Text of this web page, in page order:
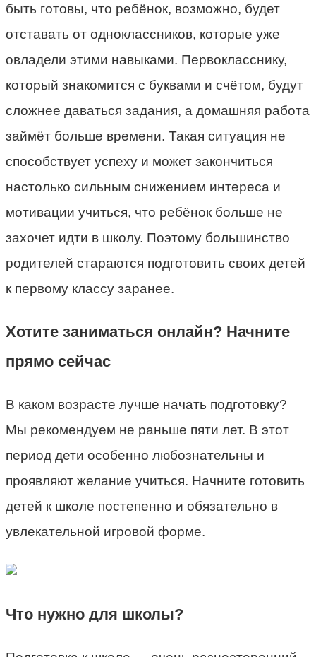
быть готовы, что ребёнок, возможно, будет
отставать от одноклассников, которые уже
овладели этими навыками. Первокласснику,
который знакомится с буквами и счётом, будут
сложнее даваться задания, а домашняя работа
займёт больше времени. Такая ситуация не
способствует успеху и может закончиться
настолько сильным снижением интереса и
мотивации учиться, что ребёнок больше не
захочет идти в школу. Поэтому большинство
родителей стараются подготовить своих детей
к первому классу заранее.
Хотите заниматься онлайн? Начните
прямо сейчас
В каком возрасте лучше начать подготовку?
Мы рекомендуем не раньше пяти лет. В этот
период дети особенно любознательны и
проявляют желание учиться. Начните готовить
детей к школе постепенно и обязательно в
увлекательной игровой форме.
Что нужно для школы?